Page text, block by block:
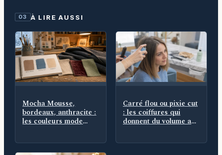
03 À LIRE AUSSI
Mocha Mousse,
bordeaux, anthracite :
les couleurs mode
Carré flou ou pixie cut
: les coiffures qui
donnent du volume aux